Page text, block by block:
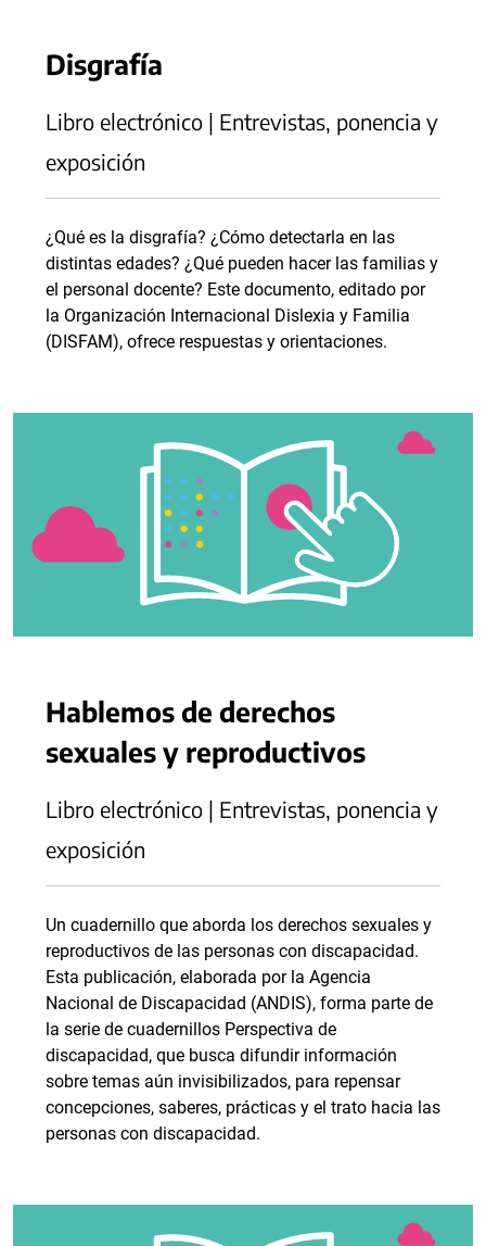
Disgrafía
Libro electrónico | Entrevistas, ponencia y
exposición
¿Qué es la disgrafía? ¿Cómo detectarla en las
distintas edades? ¿Qué pueden hacer las familias y
el personal docente? Este documento, editado por
la Organización Internacional Dislexia y Familia
(DISFAM), ofrece respuestas y orientaciones.
Hablemos de derechos
sexuales y reproductivos
Libro electrónico | Entrevistas, ponencia y
exposición
Un cuadernillo que aborda los derechos sexuales y
reproductivos de las personas con discapacidad.
Esta publicación, elaborada por la Agencia
Nacional de Discapacidad (ANDIS), forma parte de
la serie de cuadernillos Perspectiva de
discapacidad, que busca difundir información
sobre temas aún invisibilizados, para repensar
concepciones, saberes, prácticas y el trato hacia las
personas con discapacidad.